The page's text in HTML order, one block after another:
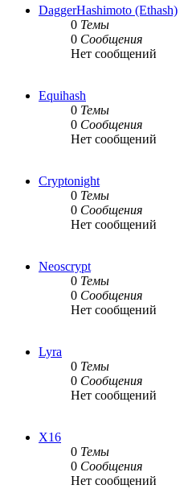
сообщению
DaggerHashimoto (Ethash)
0 Темы
0 Сообщения
Нет сообщений
Equihash
0 Темы
0 Сообщения
Нет сообщений
Cryptonight
0 Темы
0 Сообщения
Нет сообщений
Neoscrypt
0 Темы
0 Сообщения
Нет сообщений
Lyra
0 Темы
0 Сообщения
Нет сообщений
X16
0 Темы
0 Сообщения
Нет сообщений